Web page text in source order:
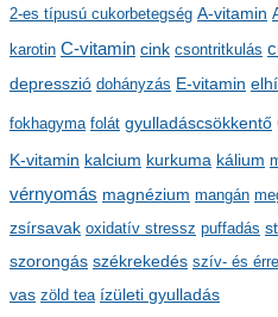
í
v
u
m
2-es típusú cukorbetegség A-vitamin
karotin C-vitamin cink csontritkulás
depresszió dohányzás E-vitamin
fokhagyma folát gyulladáscsökkentő
K-vitamin kalcium kurkuma kálium
vérnyomás magnézium mangán
zsírsavak oxidatív stressz puffadás
szorongás székrekedés szív- és
vas zöld tea ízületi gyulladás